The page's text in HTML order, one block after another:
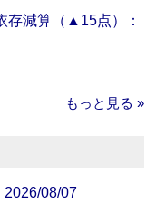
存減算（▲15点）：
もっと見る »
08/07